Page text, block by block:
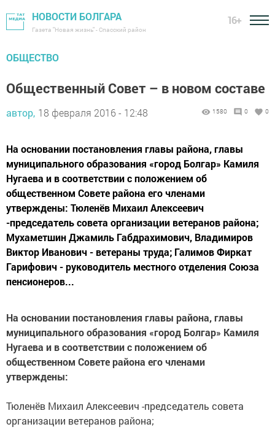
НОВОСТИ БОЛГАРА
Газета "Новая жизнь" - Спасский район
16+
ОБЩЕСТВО
Общественный Совет – в новом составе
автор, 18 февраля 2016 - 12:48 1580 0 0
На основании постановления главы района, главы
муниципального образования «город Болгар» Камиля
Нугаева и в соответствии с положением об
общественном Совете района его членами
утверждены: Тюленёв Михаил Алексеевич
-председатель совета организации ветеранов района;
Мухаметшин Джамиль Габдрахимович, Владимиров
Виктор Иванович - ветераны труда; Галимов Фиркат
Гарифович - руководитель местного отделения Союза
пенсионеров...
На основании постановления главы района, главы
муниципального образования «город Болгар» Камиля
Нугаева и в соответствии с положением об
общественном Совете района его членами
утверждены:
Тюленёв Михаил Алексеевич -председатель совета
организации ветеранов района;